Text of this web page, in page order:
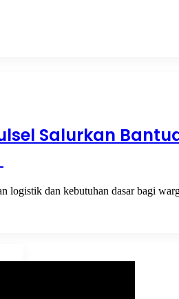
Salurkan
logistik dan kebutuhan dasar bagi